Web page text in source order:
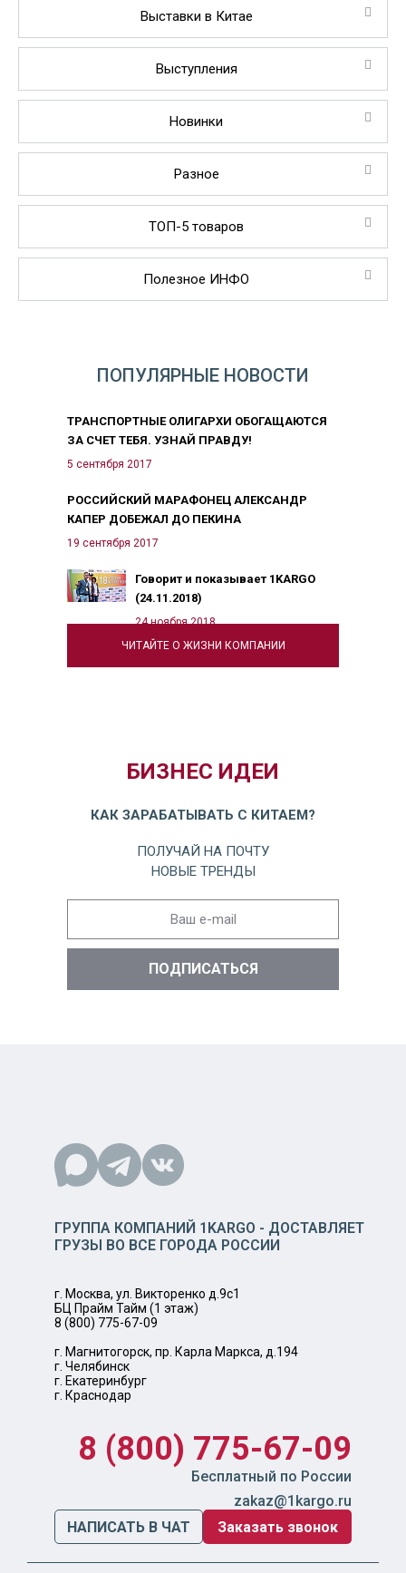
Выставки в Китае
Выступления
Новинки
Разное
ТОП-5 товаров
Полезное ИНФО
ЧИТАЙТЕ О ЖИЗНИ КОМПАНИИ
ПОПУЛЯРНЫЕ НОВОСТИ
ТРАНСПОРТНЫЕ ОЛИГАРХИ ОБОГАЩАЮТСЯ
ЗА СЧЕТ ТЕБЯ. УЗНАЙ ПРАВДУ!
5 сентября 2017
РОССИЙСКИЙ МАРАФОНЕЦ АЛЕКСАНДР
КАПЕР ДОБЕЖАЛ ДО ПЕКИНА
19 сентября 2017
Говорит и показывает 1KARGO
(24.11.2018)
24 ноября 2018
БИЗНЕС ИДЕИ
КАК ЗАРАБАТЫВАТЬ С КИТАЕМ?
ПОЛУЧАЙ НА ПОЧТУ
НОВЫЕ ТРЕНДЫ
ГРУППА КОМПАНИЙ 1KARGO - ДОСТАВЛЯЕТ
ГРУЗЫ ВО ВСЕ ГОРОДА РОССИИ
г. Москва, ул. Викторенко д.9с1
БЦ Прайм Тайм (1 этаж)
8 (800) 775-67-09
г. Магнитогорск, пр. Карла Маркса, д.194
г. Челябинск
г. Екатеринбург
г. Краснодар
8 (800) 775-67-09
Бесплатный по России
zakaz@1kargo.ru
НАПИСАТЬ В ЧАТ
Заказать звонок